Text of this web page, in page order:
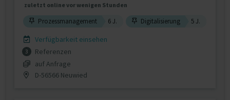
zuletzt online vor wenigen Stunden
Prozessmanagement 6 J. Digitalisierung 5 J.
Verfügbarkeit einsehen
3
Referenzen
auf Anfrage
D-56566 Neuwied